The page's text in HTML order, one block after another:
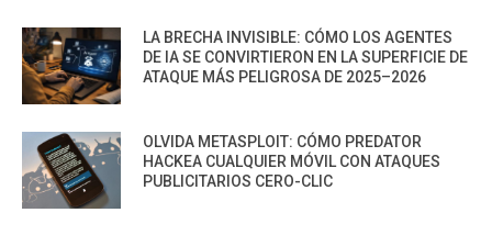
LA BRECHA INVISIBLE: CÓMO LOS AGENTES
DE IA SE CONVIRTIERON EN LA SUPERFICIE DE
ATAQUE MÁS PELIGROSA DE 2025–2026
OLVIDA METASPLOIT: CÓMO PREDATOR
HACKEA CUALQUIER MÓVIL CON ATAQUES
PUBLICITARIOS CERO-CLIC